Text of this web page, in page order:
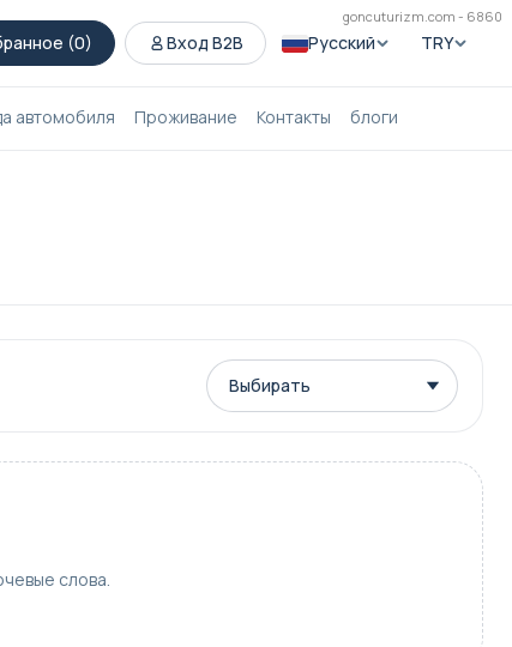
goncuturizm.com - 6860
(0) Вход B2B Русский TRY
автомобиля Проживание Контакты блоги
слова.